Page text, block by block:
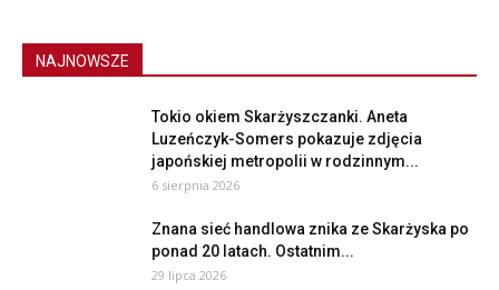
NAJNOWSZE
Tokio okiem Skarżyszczanki. Aneta
Luzeńczyk-Somers pokazuje zdjęcia
japońskiej metropolii w rodzinnym...
6 sierpnia 2026
Znana sieć handlowa znika ze Skarżyska po
ponad 20 latach. Ostatnim...
29 lipca 2026